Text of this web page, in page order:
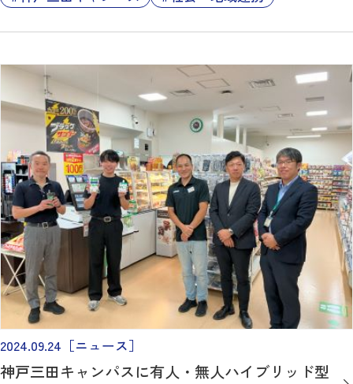
2024.09.24 ［ニュース］
神戸三田キャンパスに有人・無人ハイブリッド型